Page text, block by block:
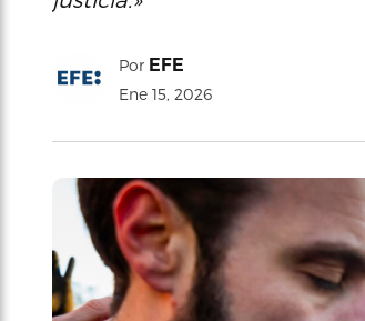
Por EFE
Ene 15, 2026